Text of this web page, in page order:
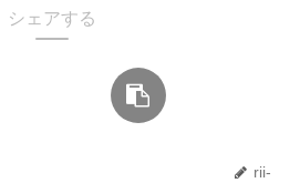
シェアする
rii-